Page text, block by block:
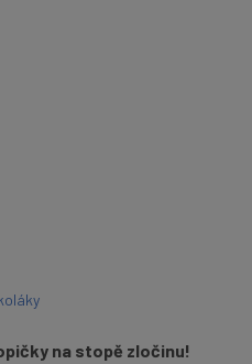
na stopě zločinu!